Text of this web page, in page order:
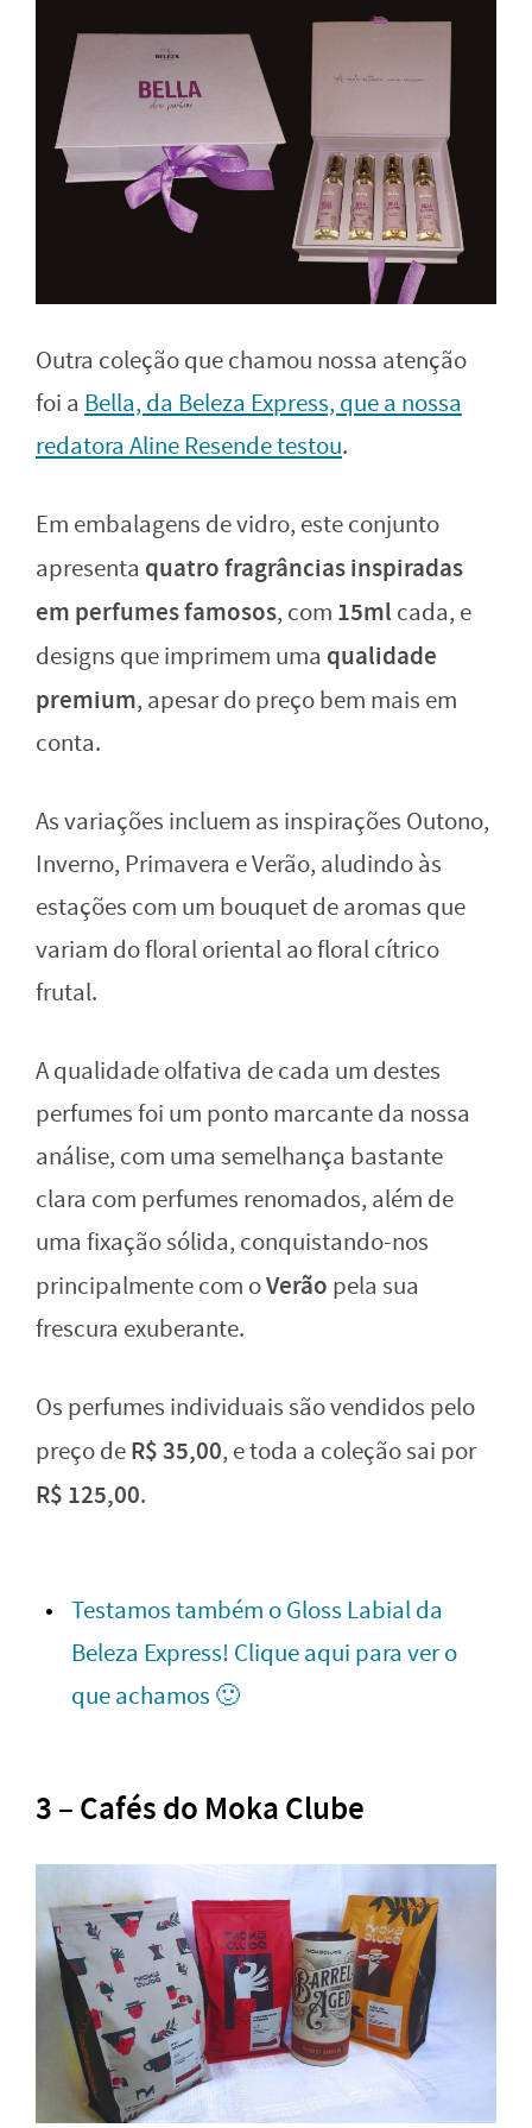
Outra coleção que chamou nossa atenção
foi a Bella, da Beleza Express, que a nossa
redatora Aline Resende testou.
Em embalagens de vidro, este conjunto
apresenta quatro fragrânciasinspiradas
em perfumes famosos, com 15ml cada, e
designs que imprimem uma qualidade
premium, apesar do preço bem mais em
conta.
As variações incluem as inspirações Outono,
Inverno, Primavera e Verão, aludindo às
estações com um bouquet de aromas que
variam do floral oriental ao floral cítrico
frutal.
A qualidade olfativa de cada um destes
perfumes foi um ponto marcante da nossa
análise, com uma semelhança bastante
clara com perfumes renomados, além de
uma fixação sólida, conquistando-nos
principalmente com oVerão pela sua
frescura exuberante.
Os perfumes individuais são vendidos pelo
preço deR$ 35,00, e toda a coleção sai por
R$ 125,00.
Testamos também o Gloss Labial da
Beleza Express! Clique aqui para ver o
que achamos 🙂
3 – Cafés do Moka Clube